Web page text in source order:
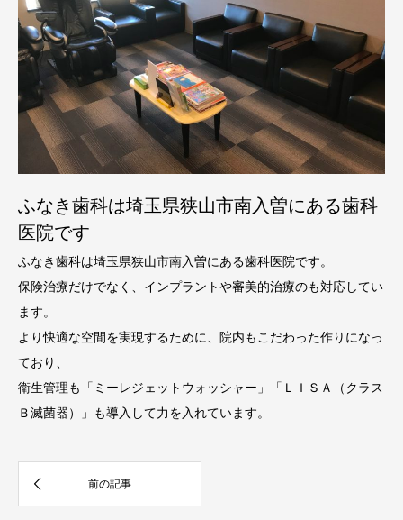
ふなき歯科は埼玉県狭山市南入曽にある歯科
医院です
ふなき歯科は埼玉県狭山市南入曽にある歯科医院です。
保険治療だけでなく、インプラントや審美的治療のも対応してい
ます。
より快適な空間を実現するために、院内もこだわった作りになっ
ており、
衛生管理も「ミーレジェットウォッシャー」「ＬＩＳＡ（クラス
Ｂ滅菌器）」も導入して力を入れています。